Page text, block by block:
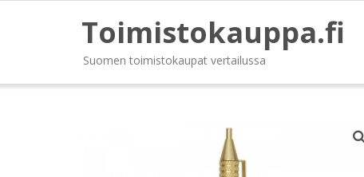
Toimistokauppa.fi
Suomen toimistokaupat vertailussa